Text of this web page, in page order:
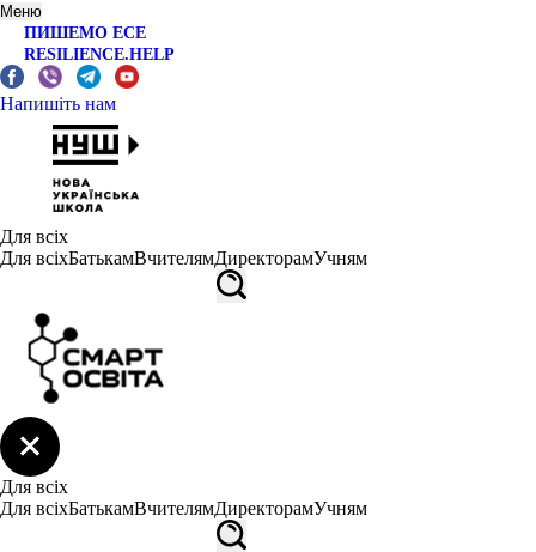
Меню
ПИШЕМО ЕСЕ
RESILIENCE.HELP
Напишіть нам
Для всіх
Для всіхБатькамВчителямДиректорамУчням
Для всіх
Для всіхБатькамВчителямДиректорамУчням